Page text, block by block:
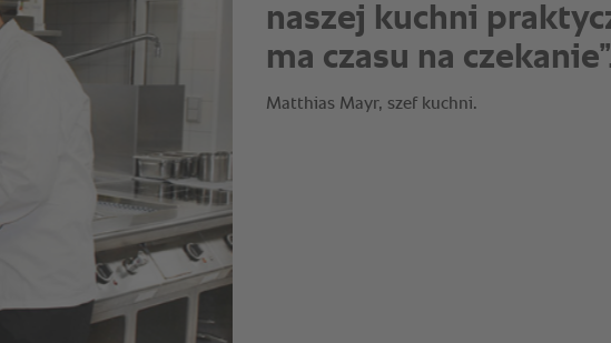
pracy. Mój zespół i ja
wtedy zająć się
rzeczami”.